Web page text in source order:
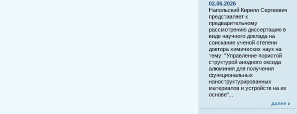
02.06.2026
Напольский Кирилл Сергеевич
представляет к
предварительному
рассмотрению диссертацию в
виде научного доклада на
соискание ученой степени
доктора химических наук на
тему: "Управление пористой
структурой анодного оксида
алюминия для получения
функциональных
наноструктурированных
материалов и устройств на их
основе"...
далее